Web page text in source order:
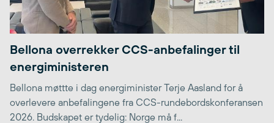
Bellona overrekker CCS-anbefalinger til
energiministeren
Bellona møttte i dag energiminister Terje Aasland for å
overlevere anbefalingene fra CCS-rundebordskonferansen
2026. Budskapet er tydelig: Norge må f...